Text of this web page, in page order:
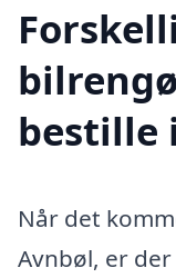
bestille
Når det
Avnbøl, er